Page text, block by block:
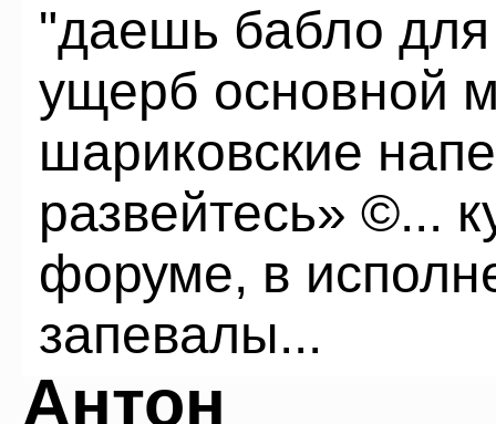
"даешь бабло для
ущерб основной
шариковские
развейтесь» ©...
форуме, в
запевалы...
Антон